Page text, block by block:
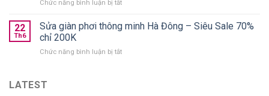
nào
Xuân
West
số
Chức năng bình luận bị tắtở
giàn
phơi
minh
22
Th6
Sửa giàn phơi thông minh Hà Đông – Siêu Sale 70%
chỉ 200K
Chức năng bình luận bị tắtở
LATEST